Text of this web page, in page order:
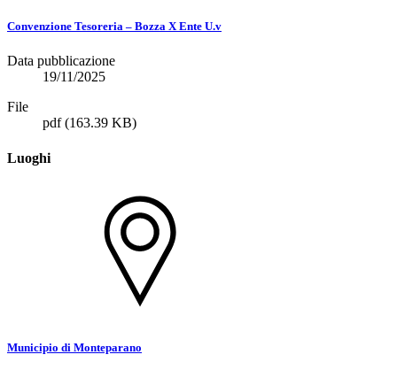
Convenzione Tesoreria – Bozza X Ente U.v
Data pubblicazione
19/11/2025
File
pdf(163.39 KB)
Luoghi
Municipio di Monteparano